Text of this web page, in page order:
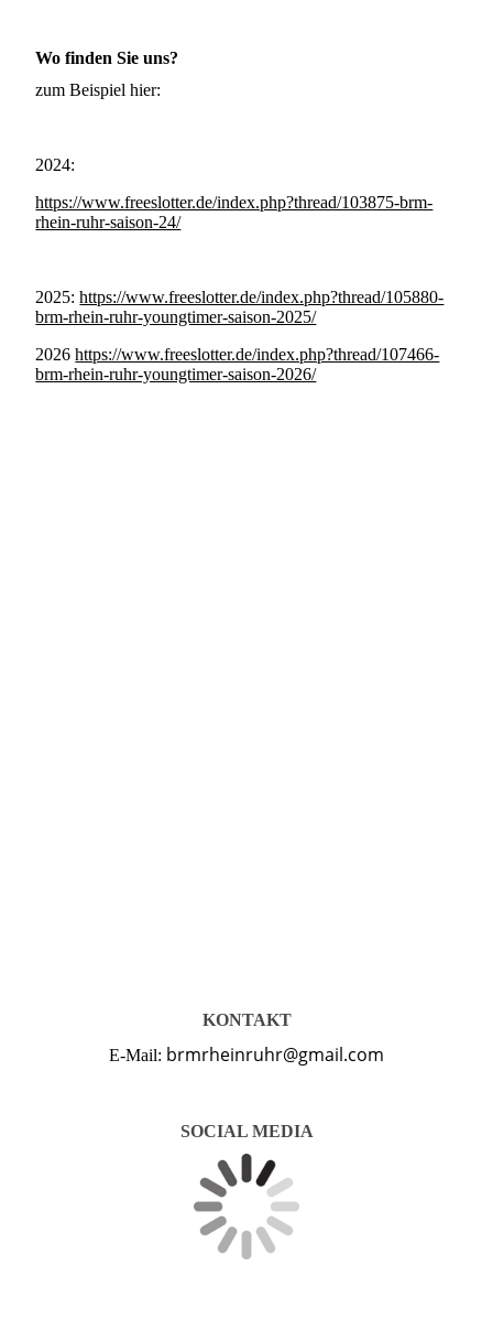
Wo finden Sie uns?
zum Beispiel hier:
2024:
https://www.freeslotter.de/index.php?thread/103875-brm-
rhein-ruhr-saison-24/
2025: https://www.freeslotter.de/index.php?thread/105880-
brm-rhein-ruhr-youngtimer-saison-2025/
2026 https://www.freeslotter.de/index.php?thread/107466-
brm-rhein-ruhr-youngtimer-saison-2026/
KONTAKT
E-Mail: brmrheinruhr@gmail.com
SOCIAL MEDIA